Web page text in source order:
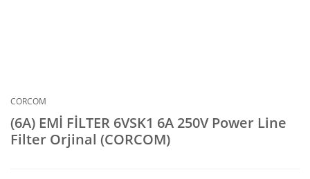
CORCOM
(6A) EMİ FİLTER 6VSK1 6A 250V Power Line
Filter Orjinal (CORCOM)